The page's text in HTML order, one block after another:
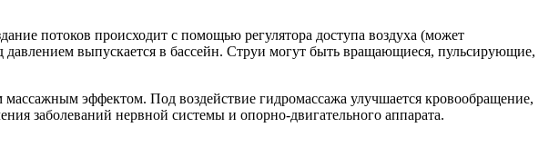
потоков происходит с помощью регулятора доступа воздуха (может
давлением выпускается в бассейн. Струи могут быть вращающиеся, пульсирующие,
эффектом. Под воздействие гидромассажа улучшается кровообращение,
заболеваний нервной системы и опорно-двигательного аппарата.